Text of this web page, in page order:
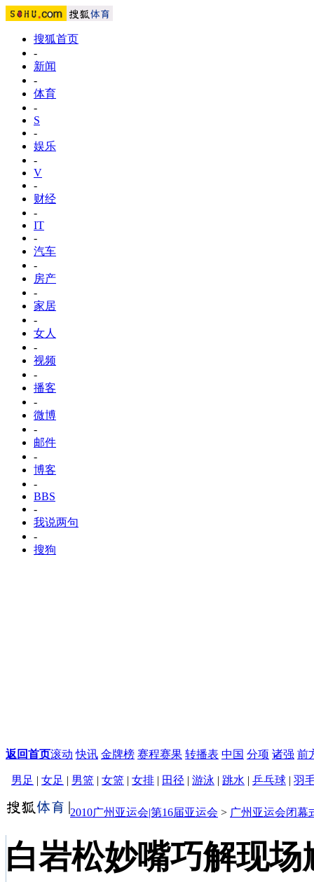
搜狐首页
-
新闻
-
体育
-
S
-
娱乐
-
V
-
财经
-
IT
-
汽车
-
房产
-
家居
-
女人
-
视频
-
播客
-
微博
-
邮件
-
博客
-
BBS
-
我说两句
-
搜狗
返回首页滚动 快讯 金牌榜 赛程赛果 转播表 中国 分项 诸强 前
男足 | 女足 | 男篮 | 女篮 | 女排 | 田径 | 游泳 | 跳水 | 乒乓球 | 羽
2010广州亚运会|第16届亚运会 > 广州亚运会闭幕
白岩松妙嘴巧解现